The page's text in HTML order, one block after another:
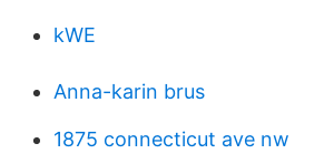
kWE
Anna-karin brus
1875 connecticut ave nw